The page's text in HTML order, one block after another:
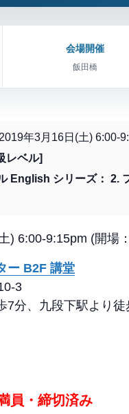
会場開催
飯田橋
年3月16日(土) 6:00-
レベル]
English シリーズ： 2.
) 6:00-9:15pm (開場
ー B2F 講堂
3
分、九段下駅より徒
員・締切済み